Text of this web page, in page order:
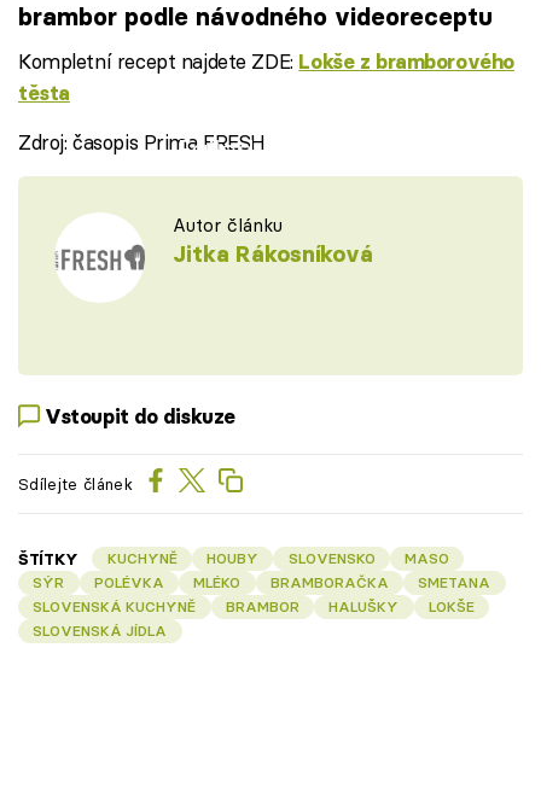
brambor podle návodného videoreceptu
Kompletní recept najdete ZDE: Lokše z bramborového
těsta
Failed to fetch
Zdroj: časopis Prima FRESH
Autor článku
Jitka Rákosníková
Vstoupit do diskuze
Sdílejte článek
ŠTÍTKY KUCHYNĚ HOUBY SLOVENSKO
MASO
SÝR
POLÉVKA MLÉKO BRAMBORAČKA
SMETANA
SLOVENSKÁ KUCHYNĚ
BRAMBOR HALUŠKY
LOKŠE
SLOVENSKÁ JÍDLA